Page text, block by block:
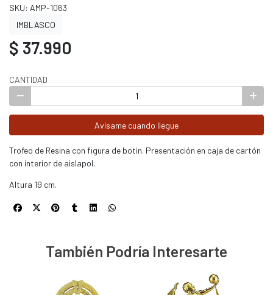
SKU: AMP-1063
IMBLASCO
$ 37.990
CANTIDAD
Avísame cuando llegue
Trofeo de Resina con figura de botin. Presentación en caja de cartón
con interior de aislapol.
Altura 19 cm.
También Podría Interesarte